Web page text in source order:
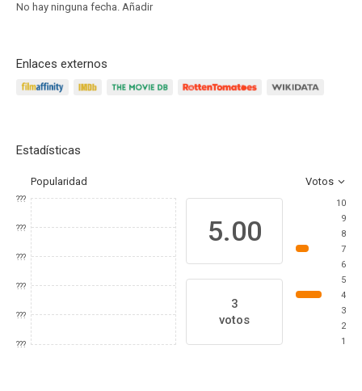
No hay ninguna fecha. Añadir
Enlaces externos
Estadísticas
Popularidad Votos
???
???
???
???
???
???
5.00
3
votos
10
9
8
7
6
5
4
3
2
1